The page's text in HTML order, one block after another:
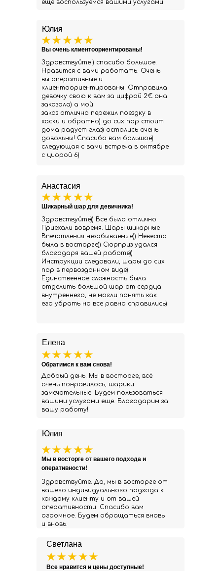
Юлия
Здравствуйте. Да, мы в восторге от
вашего индивидуального подхода к
каждому клиенту и от вашей
оперативности. Спасибо вам
огромное. Будем обращаться вновь
и вновь.
Мы в восторге от вашего подхода и
оперативности!
Светлана
Все нравится и цены доступные!
Елена
Добрый день. Мы в восторге, всё
очень понравилось, шарики
замечательные. Будем пользоваться
вашими услугами еще. Благодарим за
вашу работу!
Обратимся к вам снова!
Юлия
Здравствуйте ) спасибо большое.
Нравится с вами работать. Очень
вы оперативные и
клиентоориентированы. Отправила
девочку свою к вам за цифрой 2€ она
заказала) а мой
заказ отлично пережил поездку в
хаски и обратно) до сих пор стоит
дома радует глаз) остались очень
довольны! Спасибо вам большое)
следующая с вами встреча в октябре
с цифрой 6)
Вы очень клиентоориентированы!
Анастасия
Здравствуйте)) Все было отлично
Приехали вовремя. Шары шикарные
Впечатления незабываемые)) Невеста
была в восторге)) Сюрприз удался
благодаря вашей работе))
Инструкции следовали, шары до сих
пор в первозданном виде)
Единственное сложность была
отделить большой шар от сердца
внутреннего, не могли понять как
его убрать но все равно справились)
Шикарный шар для девичника!
ещё воспользуемся вашими услугами